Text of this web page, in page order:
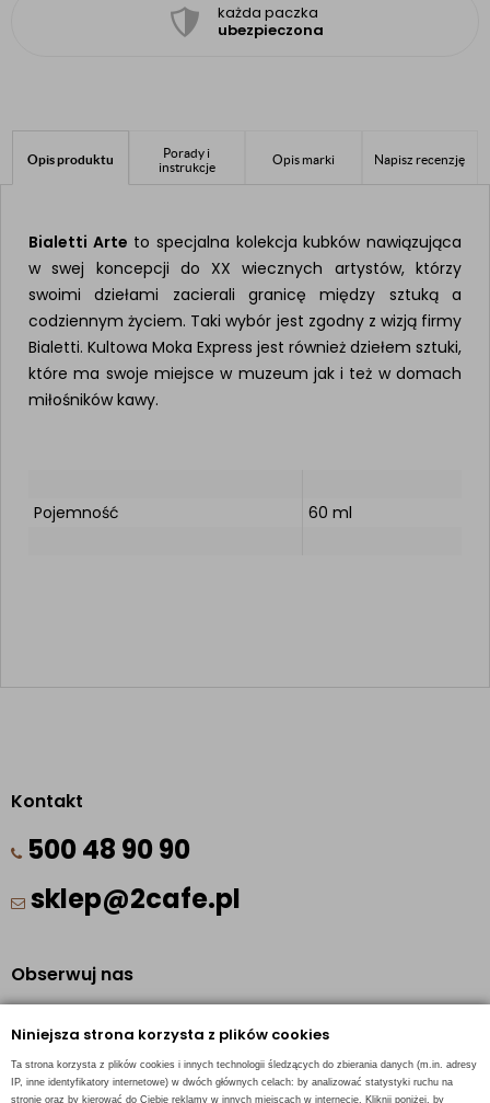
Niniejsza strona korzysta z plików cookies
Ta strona korzysta z plików cookies i innych technologii śledzących do zbierania danych (m.in. adresy
IP, inne identyfikatory internetowe) w dwóch głównych celach: by analizować statystyki ruchu na
stronie oraz by kierować do Ciebie reklamy w innych miejscach w internecie. Kliknij poniżej, by
każda paczka
ubezpieczona
Opis produktu
Porady i
instrukcje
Opis marki Napisz recenzję
Bialetti Arte to specjalna kolekcja kubków nawiązująca
w swej koncepcji do XX wiecznych artystów, którzy
swoimi dziełami zacierali granicę między sztuką a
codziennym życiem. Taki wybór jest zgodny z wizją firmy
Bialetti. Kultowa Moka Express jest również dziełem sztuki,
które ma swoje miejsce w muzeum jak i też w domach
miłośników kawy.
Pojemność 60 ml
Kontakt
500 48 90 90
sklep@2cafe.pl
Obserwuj nas
Instagram